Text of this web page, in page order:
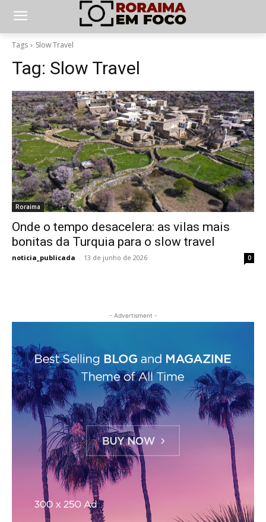
Tags Slow Travel
Tag: Slow Travel
Roraima
Onde o tempo desacelera: as vilas mais
bonitas da Turquia para o slow travel
noticia_publicada - 13 de junho de 2026 0
- Advertisment -